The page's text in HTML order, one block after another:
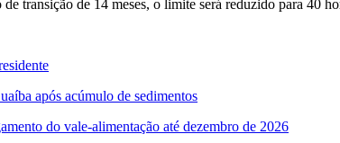
transição de 14 meses, o limite será reduzido para 40
após acúmulo de sedimentos
do vale-alimentação até dezembro de 2026